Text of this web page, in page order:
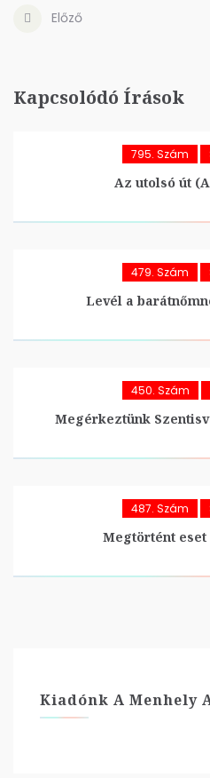
Előző
Kapcsolódó Írások
795. Szám
Az utolsó út
479. Szám
Levél a
450. Szám
Megérkeztünk
487. Szám
Megtörtént eset
Kiadónk A Menhely